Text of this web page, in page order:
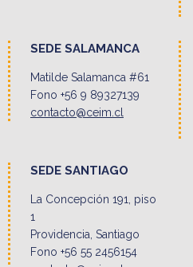
SEDE SALAMANCA
Matilde Salamanca #61
Fono +56 9 89327139
contacto@ceim.cl
SEDE SANTIAGO
La Concepción 191, piso
1
Providencia, Santiago
Fono +56 55 2456154